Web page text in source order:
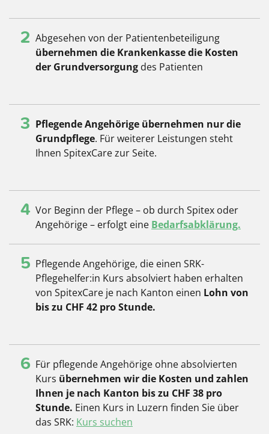
2 Abgesehen von der Patientenbeteiligung
übernehmen die Krankenkasse die Kosten
der Grundversorgung des Patienten
3 Pflegende Angehörige übernehmen nur die
Grundpflege. Für weiterer Leistungen steht
Ihnen SpitexCare zur Seite.
4 Vor Beginn der Pflege – ob durch Spitex oder
Angehörige – erfolgt eine Bedarfsabklärung.
5 Pflegende Angehörige, die einen SRK-
Pflegehelfer:in Kurs absolviert haben erhalten
von SpitexCare je nach Kanton einen Lohn von
bis zu CHF 42 pro Stunde.
6 Für pflegende Angehörige ohne absolvierten
Kurs übernehmen wir die Kosten und zahlen
Ihnen je nach Kanton bis zu CHF 38 pro
Stunde. Einen Kurs in Luzern finden Sie über
das SRK: Kurs suchen